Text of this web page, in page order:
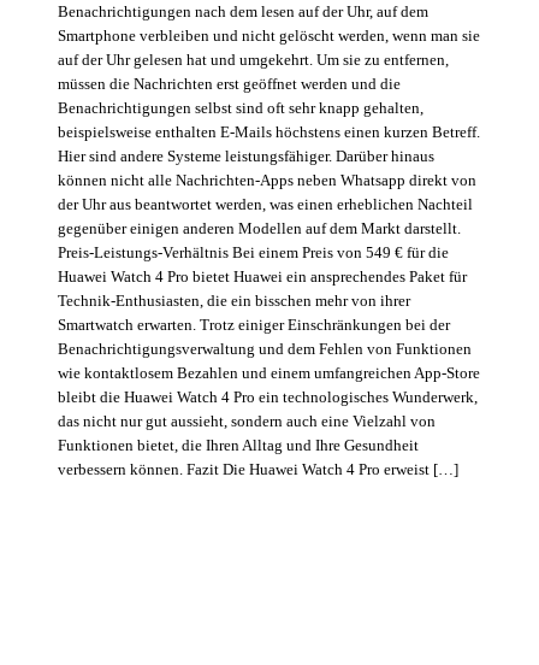
Benachrichtigungen nach dem lesen auf der Uhr, auf dem
Smartphone verbleiben und nicht gelöscht werden, wenn man sie
auf der Uhr gelesen hat und umgekehrt. Um sie zu entfernen,
müssen die Nachrichten erst geöffnet werden und die
Benachrichtigungen selbst sind oft sehr knapp gehalten,
beispielsweise enthalten E-Mails höchstens einen kurzen Betreff.
Hier sind andere Systeme leistungsfähiger. Darüber hinaus
können nicht alle Nachrichten-Apps neben Whatsapp direkt von
der Uhr aus beantwortet werden, was einen erheblichen Nachteil
gegenüber einigen anderen Modellen auf dem Markt darstellt.
Preis-Leistungs-Verhältnis Bei einem Preis von 549 € für die
Huawei Watch 4 Pro bietet Huawei ein ansprechendes Paket für
Technik-Enthusiasten, die ein bisschen mehr von ihrer
Smartwatch erwarten. Trotz einiger Einschränkungen bei der
Benachrichtigungsverwaltung und dem Fehlen von Funktionen
wie kontaktlosem Bezahlen und einem umfangreichen App-Store
bleibt die Huawei Watch 4 Pro ein technologisches Wunderwerk,
das nicht nur gut aussieht, sondern auch eine Vielzahl von
Funktionen bietet, die Ihren Alltag und Ihre Gesundheit
verbessern können. Fazit Die Huawei Watch 4 Pro erweist […]